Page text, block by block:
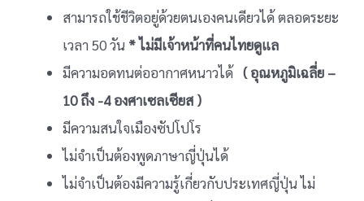
สามารถใช้ชีวิตอยู่ด้วยตนเองคนเดียวได้ ตลอดระยะ
เวลา 50 วัน * ไม่มีเจ้าหน้าที่คนไทยดูแล
มีความอดทนต่ออากาศหนาวได้ ( อุณหภูมิเฉลี่ย –
10 ถึง -4 องศาเซลเซียส )
มีความสนใจเมืองซัปโปโร
ไม่จำเป็นต้องพูดภาษาญี่ปุ่นได้
ไม่จำเป็นต้องมีความรู้เกี่ยวกับประเทศญี่ปุ่น ไม่